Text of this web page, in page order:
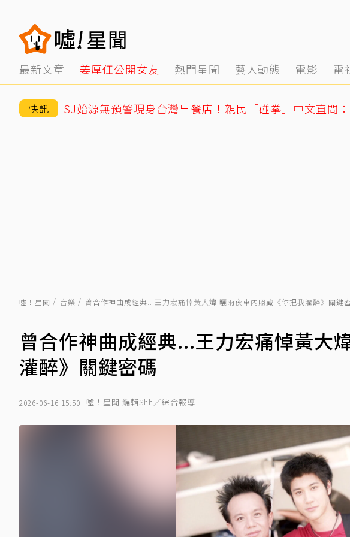
最新文章 姜厚任公開女友 熱門星聞 藝人動態 電影 電
快訊
噓！星聞 音樂 曾合作神曲成經典...王力宏痛悼黃大煒 曬雨夜車內照藏《你把我灌醉》關鍵
曾合作神曲成經典...王力宏痛悼黃大
灌醉》關鍵密碼
2026-06-16 15:50 噓！星聞 編輯Shh／綜合報導